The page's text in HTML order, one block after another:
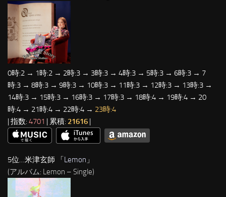
0時:2 → 1時:2 → 2時:3 → 3時:3 → 4時:3 → 5時:3 → 6時:3 → 7
時:3 → 8時:3 → 9時:3 → 10時:3 → 11時:3 → 12時:3 → 13時:3 →
14時:3 → 15時:3 → 16時:3 → 17時:3 → 18時:4 → 19時:4 → 20
時:4 → 21時:4 → 22時:4 → 23時:4
| 指数: 4701 | 累積: 21616 |
5位…米津玄師 「 Lemon 」
(アルバム: Lemon – Single)